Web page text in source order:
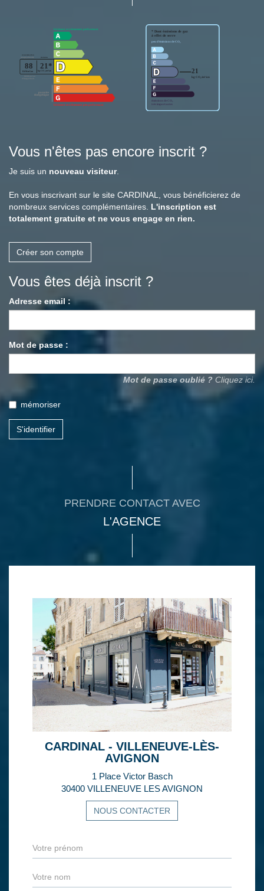
Vous n'êtes pas encore inscrit ?
Je suis un nouveau visiteur.
En vous inscrivant sur le site CARDINAL, vous bénéficierez de
nombreux services complémentaires. L'inscription est
totalement gratuite et ne vous engage en rien.
Créer son compte
Vous êtes déjà inscrit ?
Adresse email :
Mot de passe :
Mot de passe oublié ? Cliquez ici.
mémoriser
S'identifier
PRENDRE CONTACT AVEC
L'AGENCE
CARDINAL - VILLENEUVE-LÈS-
AVIGNON
1 Place Victor Basch
30400 VILLENEUVE LES AVIGNON
NOUS CONTACTER